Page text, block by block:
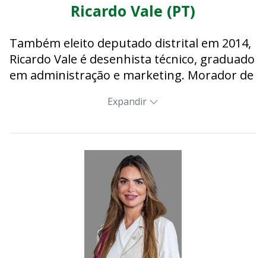
Ricardo Vale (PT)
Também eleito deputado distrital em 2014,
Ricardo Vale é desenhista técnico, graduado
em administração e marketing. Morador de
atuação nos movimentos estudantis,
Expandir